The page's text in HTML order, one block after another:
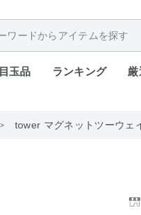
目玉品 ランキング 厳
tower マグネットツーウェ